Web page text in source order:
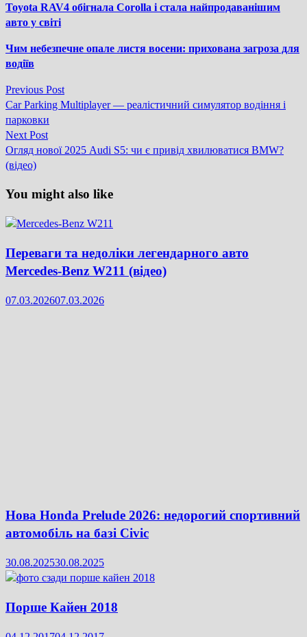
Toyota RAV4 обігнала Corolla і стала найпродаванішим
авто у світі
Чим небезпечне опале листя восени: прихована загроза для
водіїв
Навігація
записів
Previous PostPrevious
post:
Car Parking Multiplayer — реалістичний симулятор водіння і
парковки
Next PostNext
post:
Огляд нової 2025 Audi S5: чи є привід хвилюватися BMW?
(відео)
You might also like
Переваги та недоліки легендарного авто
Mercedes-Benz W211 (відео)
07.03.202607.03.2026
Нова Honda Prelude 2026: недорогий спортивний
автомобіль на базі Civic
30.08.202530.08.2025
Порше Кайен 2018